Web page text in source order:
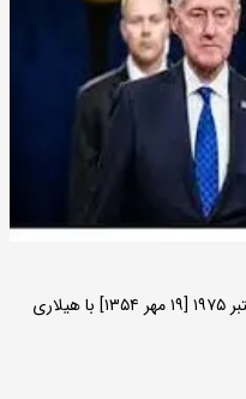
بیل کلینتون در سن ۲۹ سالگی در تاریخ ۱۱ اکتبر ۱۹۷۵ [۱۹ مهر ۱۳۵۴] با هیلاری